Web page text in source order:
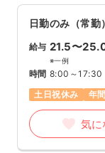
日勤のみ（常勤）
給与 21.5〜
※一例
時間 8:00～17:30
土日祝休み
年
気に